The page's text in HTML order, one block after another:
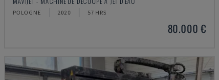
POLOGNE 2020 57 HRS
80.000 €